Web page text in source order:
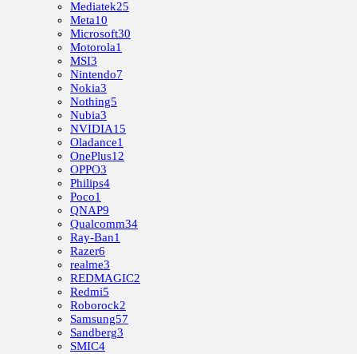
Mediatek25
Meta10
Microsoft30
Motorola1
MSI3
Nintendo7
Nokia3
Nothing5
Nubia3
NVIDIA15
Oladance1
OnePlus12
OPPO3
Philips4
Poco1
QNAP9
Qualcomm34
Ray-Ban1
Razer6
realme3
REDMAGIC2
Redmi5
Roborock2
Samsung57
Sandberg3
SMIC4